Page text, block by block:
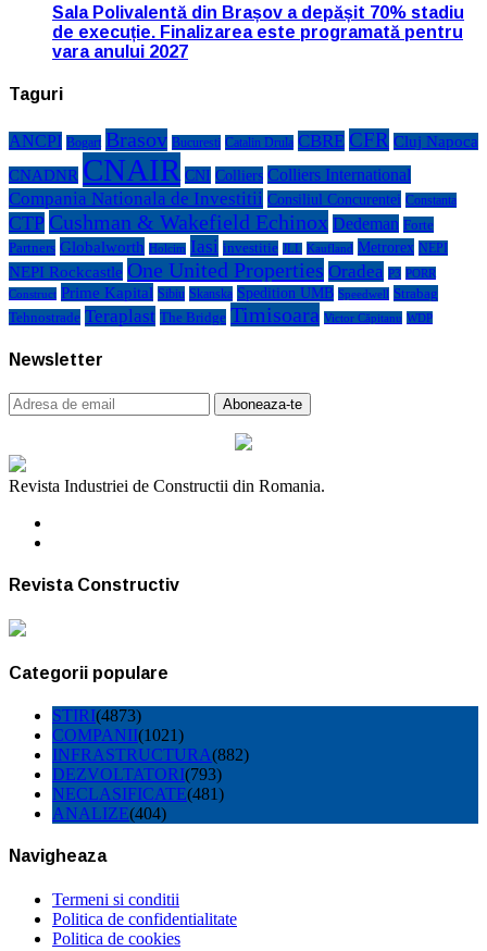
Sala Polivalentă din Brașov a depășit 70% stadiu
de execuție. Finalizarea este programată pentru
vara anului 2027
Taguri
ANCPI Bogart Brasov Bucuresti Catalin Drula CBRE CFR Cluj Napoca
CNADNR CNAIR CNI Colliers Colliers International
Compania Nationala de Investitii Consiliul Concurentei Constanta
CTP Cushman & Wakefield Echinox Dedeman Forte
Partners Globalworth Holcim Iasi investitie JLL Kaufland Metrorex NEPI
NEPI Rockcastle One United Properties Oradea P3 PORR
Construct Prime Kapital Sibiu Skanska Spedition UMB Speedwell Strabag
Tehnostrade Teraplast The Bridge Timisoara Victor Căpitanu WDP
Newsletter
Revista Industriei de Constructii din Romania.
Revista Constructiv
Categorii populare
STIRI(4873)
COMPANII(1021)
INFRASTRUCTURA(882)
DEZVOLTATORI(793)
NECLASIFICATE(481)
ANALIZE(404)
Navigheaza
Termeni si conditii
Politica de confidentialitate
Politica de cookies